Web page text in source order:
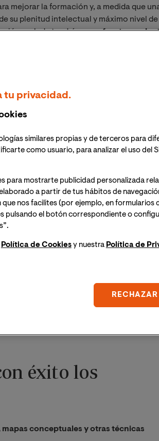
mejorar la formación y, a medida que
su plenitud intelectual y máximo nivel de
reglada tendrá queenfrentarse al
tener un
éxito los
conceptuales y otras técnicas
tu privacidad.
similares propias y de terceros para
como usuario, para analizar el uso del
para mostrarte publicidad personalizada
a partir de tus hábitos de
nos facilites (por ejemplo, en formularios
pulsando el botón correspondiente o
Política de Cookiesy nuestra Política de
RECHAZAR